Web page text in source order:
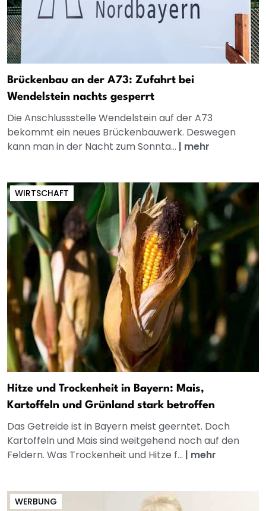
Brückenbau an der A73: Zufahrt bei
Wendelstein nachts gesperrt
Die Anschlussstelle Wendelstein auf der A73
bekommt ein neues Brückenbauwerk. Deswegen
kann man in der Nacht zum Sonnta... | mehr
WIRTSCHAFT
Hitze und Trockenheit in Bayern: Mais,
Kartoffeln und Grünland stark betroffen
Das Getreide ist in Bayern meist geerntet. Doch
Kartoffeln und Mais sind weitgehend noch auf den
Feldern. Was Trockenheit und Hitze f... | mehr
WERBUNG